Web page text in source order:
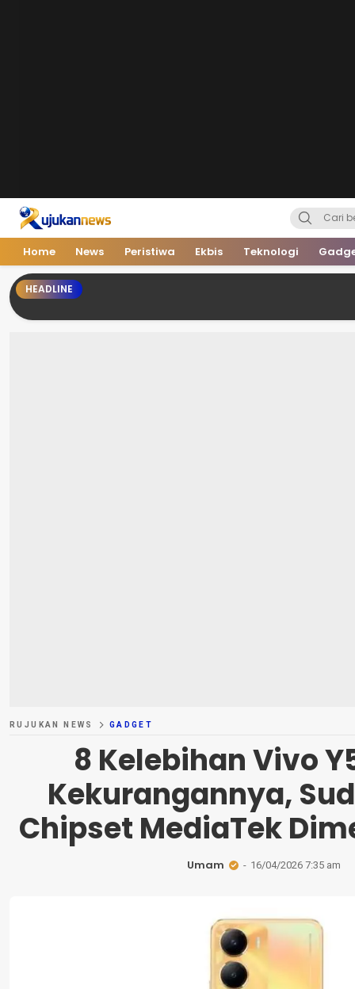
Home News Peristiwa Ekbis Teknologi
HEADLINE
RUJUKAN NEWS GADGET
8 Kelebihan Vivo
Kekurangannya,
Chipset MediaTek
Umam 16/04/2026 7:35 am